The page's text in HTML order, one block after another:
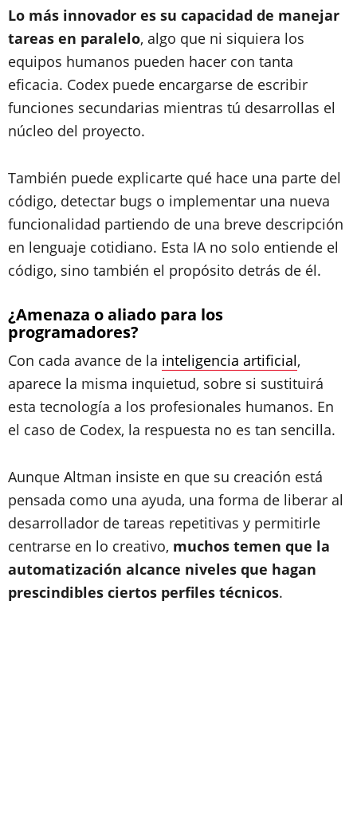
Lo más innovador es su capacidad de manejar
tareas en paralelo, algo que ni siquiera los
equipos humanos pueden hacer con tanta
eficacia. Codex puede encargarse de escribir
funciones secundarias mientras tú desarrollas el
núcleo del proyecto.
También puede explicarte qué hace una parte del
código, detectar bugs o implementar una nueva
funcionalidad partiendo de una breve descripción
en lenguaje cotidiano. Esta IA no solo entiende el
código, sino también el propósito detrás de él.
¿Amenaza o aliado para los
programadores?
Con cada avance de la inteligencia artificial,
aparece la misma inquietud, sobre si sustituirá
esta tecnología a los profesionales humanos. En
el caso de Codex, la respuesta no es tan sencilla.
Aunque Altman insiste en que su creación está
pensada como una ayuda, una forma de liberar al
desarrollador de tareas repetitivas y permitirle
centrarse en lo creativo, muchos temen que la
automatización alcance niveles que hagan
prescindibles ciertos perfiles técnicos.